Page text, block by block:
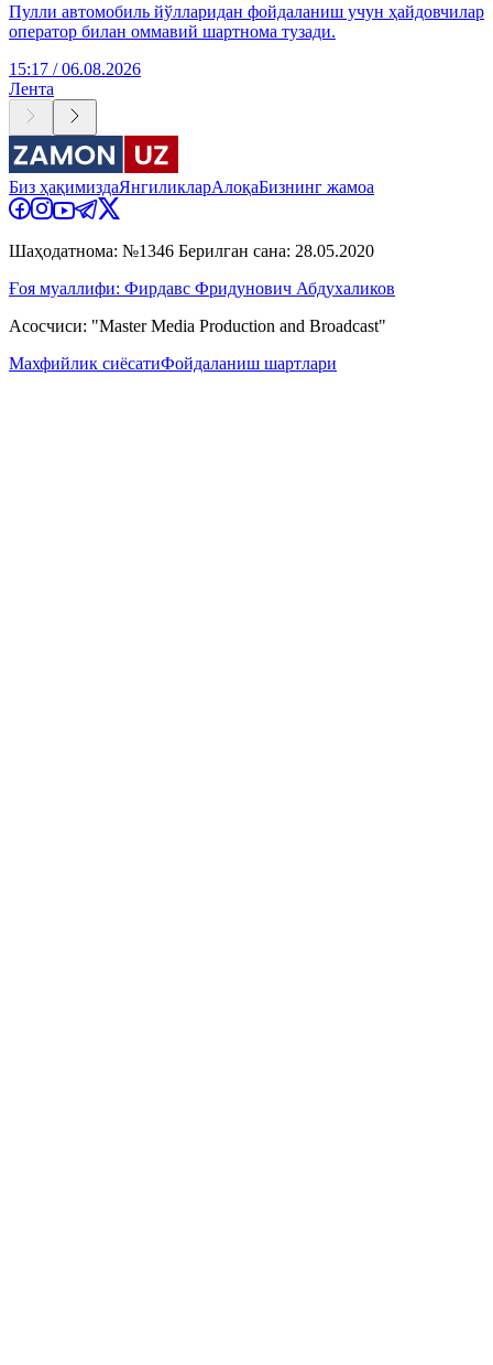
Пулли автомобиль йўлларидан фойдаланиш учун ҳайдовчилар
оператор билан оммавий шартнома тузади.
15:17 / 06.08.2026
Лента
Биз ҳақимиздаЯнгиликларАлоқаБизнинг жамоа
Шаҳодатнома: №1346 Берилган сана: 28.05.2020
Ғоя муаллифи: Фирдавс Фридунович Абдухаликов
Асосчиси: "Master Media Production and Broadcast"
Махфийлик сиёсатиФойдаланиш шартлари